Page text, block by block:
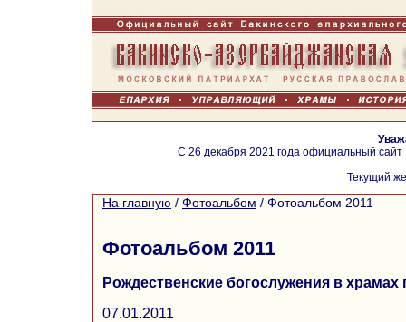
С 26 декабря 2021 года официальный
Текущий
На главную / Фотоальбом / Фотоальбом 2011
Фотоальбом 2011
Рождественские богослужения в храмах
07.01.2011